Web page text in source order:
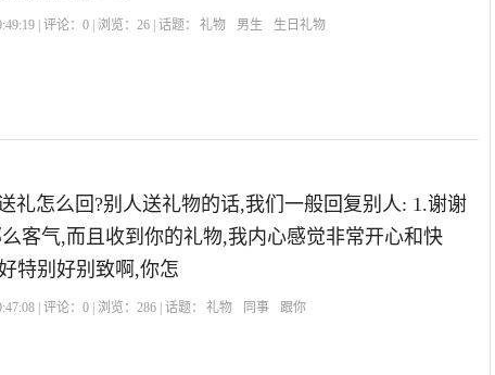
| 评论：0 | 浏览：26 | 话题： 礼物 男生 生日礼物
礼怎么回?别人送礼物的话,我们一般回复别人: 1.谢谢
客气,而且收到你的礼物,我内心感觉非常开心和快
特别好别致啊,你怎
| 评论：0 | 浏览：286 | 话题： 礼物 同事 跟你